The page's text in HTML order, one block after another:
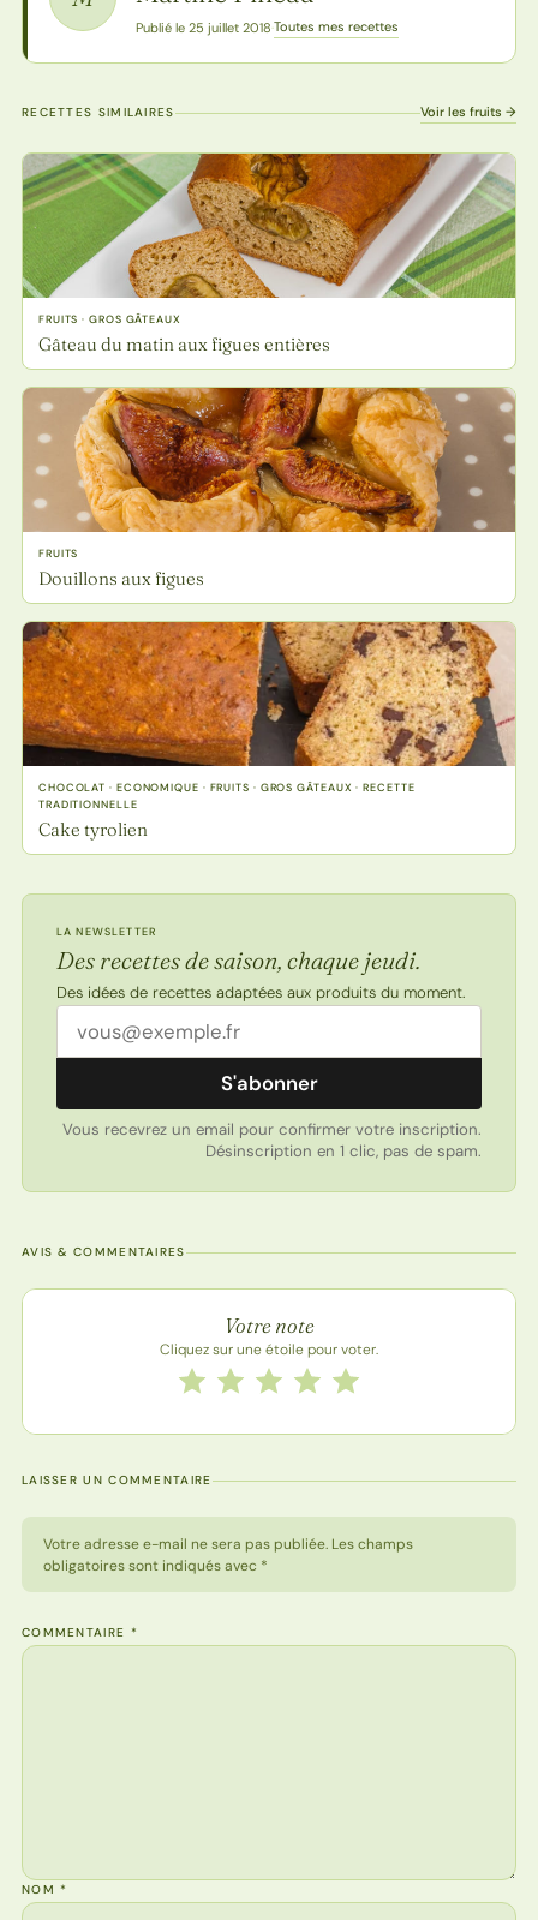
Publié le 25 juillet 2018·Toutes mes recettes
RECETTES SIMILAIRES Voir les fruits →
FRUITS · GROS GÂTEAUX
Gâteau du matin aux figues entières
FRUITS
Douillons aux figues
CHOCOLAT · ECONOMIQUE · FRUITS · GROS GÂTEAUX · RECETTE
TRADITIONNELLE
Cake tyrolien
LA NEWSLETTER
Des recettes de saison, chaque jeudi.
Des idées de recettes adaptées aux produits du moment.
Adresse email
S'abonner
Vous recevrez un email pour confirmer votre inscription.
Désinscription en 1 clic, pas de spam.
AVIS & COMMENTAIRES
Note de la recette
Votre note
Cliquez sur une étoile pour voter.
Notez cette recette de 1 à 5 étoiles
5 étoiles
4 étoiles
3 étoiles
2 étoiles
1 étoile
LAISSER UN COMMENTAIRE
Votre adresse e-mail ne sera pas publiée. Les champs
obligatoires sont indiqués avec *
COMMENTAIRE *
NOM*